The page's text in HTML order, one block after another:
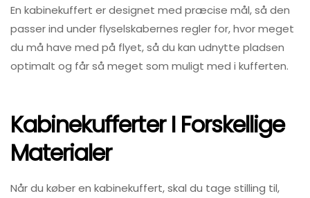
En kabinekuffert er designet med præcise mål, så den
passer ind under flyselskabernes regler for, hvor meget
du må have med på flyet, så du kan udnytte pladsen
optimalt og får så meget som muligt med i kufferten.
Kabinekufferter I Forskellige
Materialer
Når du køber en kabinekuffert, skal du tage stilling til,